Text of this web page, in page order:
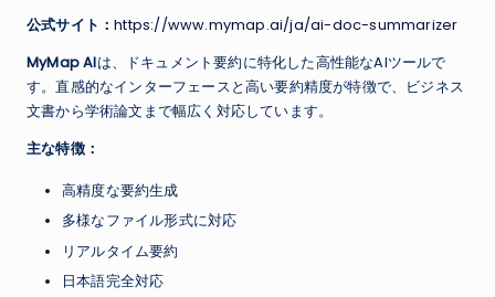
公式サイト：https://www.mymap.ai/ja/ai-doc-summarizer
MyMap AIは、ドキュメント要約に特化した高性能なAIツールで
す。直感的なインターフェースと高い要約精度が特徴で、ビジネス
文書から学術論文まで幅広く対応しています。
主な特徴：
高精度な要約生成
多様なファイル形式に対応
リアルタイム要約
日本語完全対応